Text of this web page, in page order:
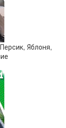
Яблоня,